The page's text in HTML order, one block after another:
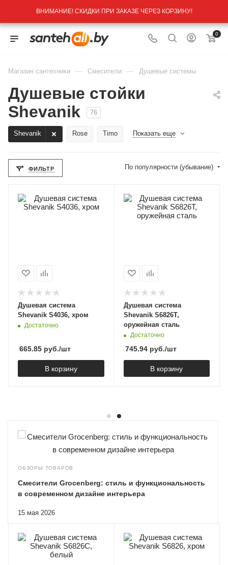
ВНИМАНИЕ! СКИДКИ ПРИ ЗАКАЗЕ ЧЕРЕЗ КОРЗИНУ!
0
Магазин сантехники — Смесители — Душевые системы
Душевые стойки
Shevanik
76
Rose
Shevanik Timo Показать еще
ФИЛЬТР По популярности (убывание)
Душевая система
Shevanik S4036, хром
Достаточно
665.85 руб./шт
В корзину
Душевая система
Shevanik S6826T,
оружейная сталь
Достаточно
745.94руб./шт
В корзину
ОБЗОРЫ ТОВАРОВ
15 мая 2026
Смесители Grocenberg: стиль и функциональность
в современном дизайне интерьера